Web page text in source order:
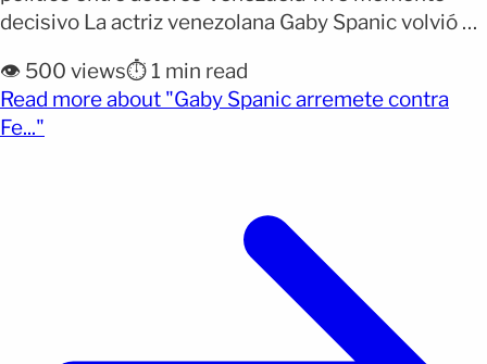
decisivo La actriz venezolana Gaby Spanic volvió a
contundencia contra Fernando Carrillo, quien
recientemente defendió a Nicolás Maduro y
cuestionó la intervención militar de Estados Unidos
👁️ 500 views⏱️ 1 min read
Read more about "Gaby Spanic arremete contra
Fe..."